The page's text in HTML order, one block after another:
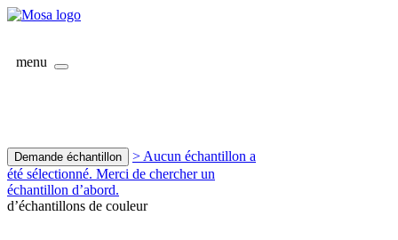
menu
Demande échantillon
> Aucun échantillon a
été sélectionné. Merci de chercher un
échantillon d’abord.
d’échantillons de couleur